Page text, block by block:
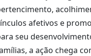
afetivos e
seu
a ação chega